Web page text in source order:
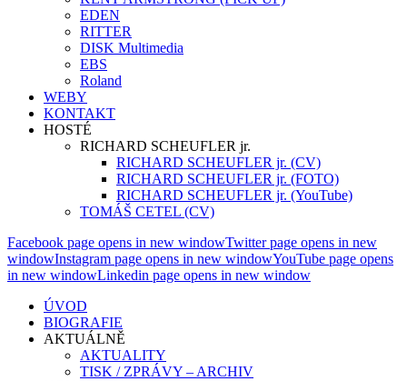
EDEN
RITTER
DISK Multimedia
EBS
Roland
WEBY
KONTAKT
HOSTÉ
RICHARD SCHEUFLER jr.
RICHARD SCHEUFLER jr. (CV)
RICHARD SCHEUFLER jr. (FOTO)
RICHARD SCHEUFLER jr. (YouTube)
TOMÁŠ CETEL (CV)
Facebook page opens in new windowTwitter page opens in new
windowInstagram page opens in new windowYouTube page opens
in new windowLinkedin page opens in new window
ÚVOD
BIOGRAFIE
AKTUÁLNĚ
AKTUALITY
TISK / ZPRÁVY – ARCHIV